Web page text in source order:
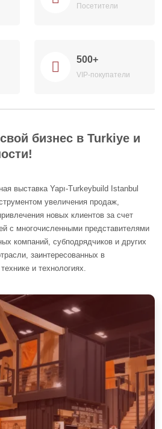
Посетители
500+
VIP-покупатели
бизнес в Turkiye и
выставка Yapı-Turkeybuild Istanbul
увеличения продаж,
новых клиентов за счет
с многочисленными представителями
компаний, субподрядчиков и других
заинтересованных в
и технологиях.